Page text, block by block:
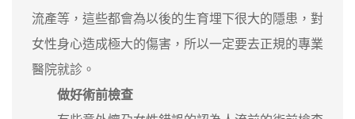
流產等，這些都會為以後的生育埋下很大的隱患，對
女性身心造成極大的傷害，所以一定要去正規的專業
醫院就診。
做好術前檢查